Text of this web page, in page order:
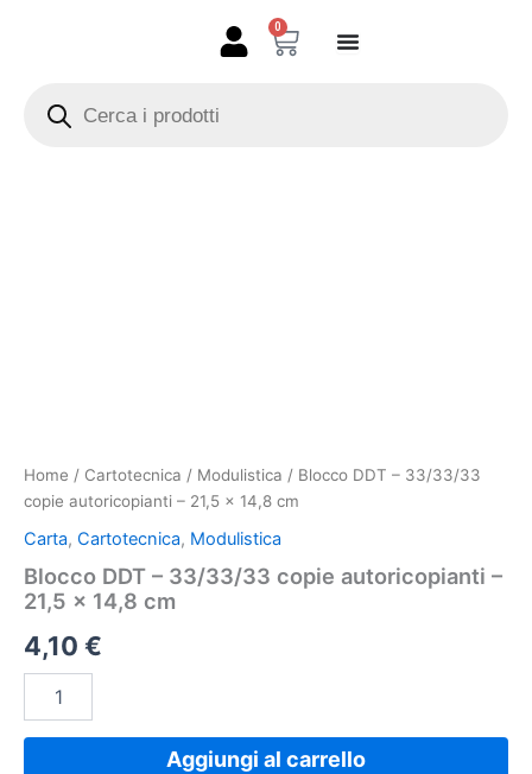
0
Carrello
search
Home / Cartotecnica / Modulistica / Blocco DDT – 33/33/33
copie autoricopianti – 21,5 x 14,8 cm
Carta, Cartotecnica, Modulistica
Blocco DDT – 33/33/33 copie autoricopianti –
21,5 x 14,8 cm
4,10 €
Aggiungi al carrello